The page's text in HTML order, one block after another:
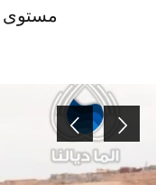
مستوى